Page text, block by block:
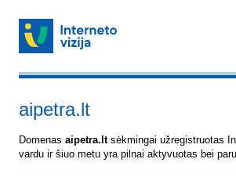
aipetra.lt
Domenas aipetra.ltsėkmingai užregistruotas
vardu ir šiuo metu yra pilnai aktyvuotas bei